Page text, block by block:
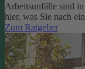
Arbeitsunfälle sind
hier, was Sie nach
Zum Ratgeber